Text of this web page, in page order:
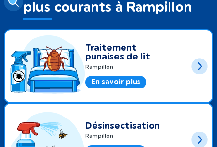
plus courants à Rampillon
Traitement
punaises de lit
Rampillon
En savoir plus
Désinsectisation
Rampillon